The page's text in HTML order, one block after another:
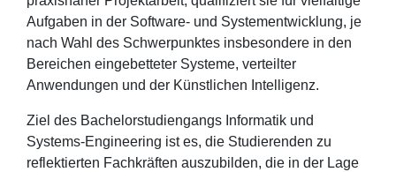
Aufgaben in der Software- und Systementwicklung, je
nach Wahl des Schwerpunktes insbesondere in den
Bereichen eingebetteter Systeme, verteilter
Anwendungen und der Künstlichen Intelligenz.
Ziel des Bachelorstudiengangs Informatik und
Systems-Engineering ist es, die Studierenden zu
reflektierten Fachkräften auszubilden, die in der Lage